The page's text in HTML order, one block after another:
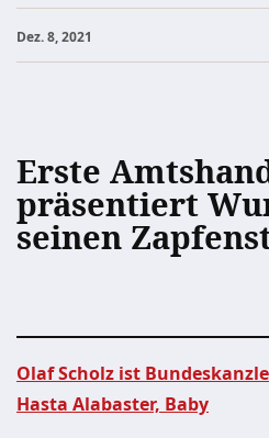
Dez. 8, 2021
Erste
präsentiert
seinen
Olaf Scholz ist
Hasta Alabaster, Baby